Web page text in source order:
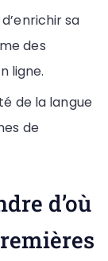
sa
des
ligne.
de la langue
de
d’où